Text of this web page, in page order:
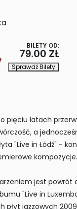
BILETY OD:
79.00 ZŁ
Sprawdź Bilety
pięciu latach
a
"Live in Łódź" -
kompozycje.
jest powrót
"Live in
płyt jazzowych